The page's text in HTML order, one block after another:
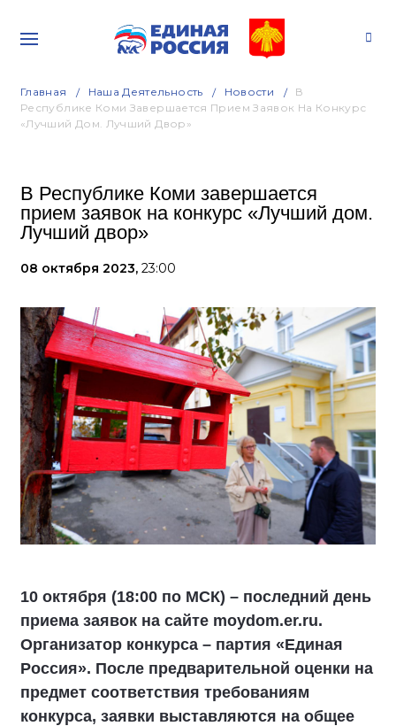
Главная Наша Деятельность Новости
В
Республике Коми Завершается Прием Заявок На Конкурс
«Лучший Дом. Лучший Двор»
В Республике Коми завершается
прием заявок на конкурс «Лучший дом.
Лучший двор»
08 октября 2023, 23:00
10 октября (18:00 по МСК) – последний день
приема заявок на сайте moydom.er.ru.
Организатор конкурса – партия «Единая
Россия». После предварительной оценки на
предмет соответствия требованиям
конкурса, заявки выставляются на общее